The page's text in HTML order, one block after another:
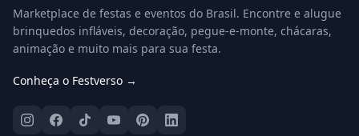
Marketplace de festas e eventos do Brasil. Encontre e alugue
brinquedos infláveis, decoração, pegue-e-monte, chácaras,
animação e muito mais para sua festa.
Conheça o Festverso →